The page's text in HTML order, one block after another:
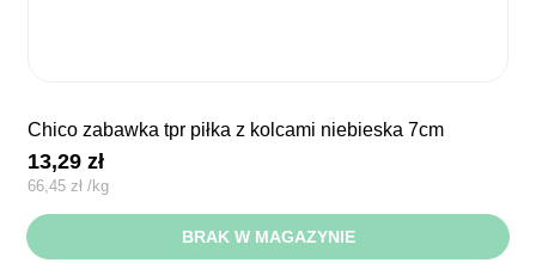
chico zabawka tpr piłka z kolcami niebieska 7cm
13,29zł
66,45zł /kg
BRAK W MAGAZYNIE